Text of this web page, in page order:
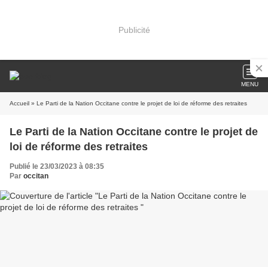
Publicité
MENU
Accueil » Le Parti de la Nation Occitane contre le projet de loi de réforme des retraites
Le Parti de la Nation Occitane contre le projet de
loi de réforme des retraites
Publié le 23/03/2023 à 08:35
Par occitan